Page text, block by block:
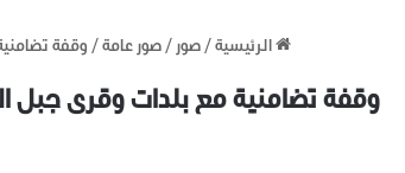
الرئيسية / صور / صور عامة / وقفة
وقفة تضامنية مع بلدات وقرى جبل